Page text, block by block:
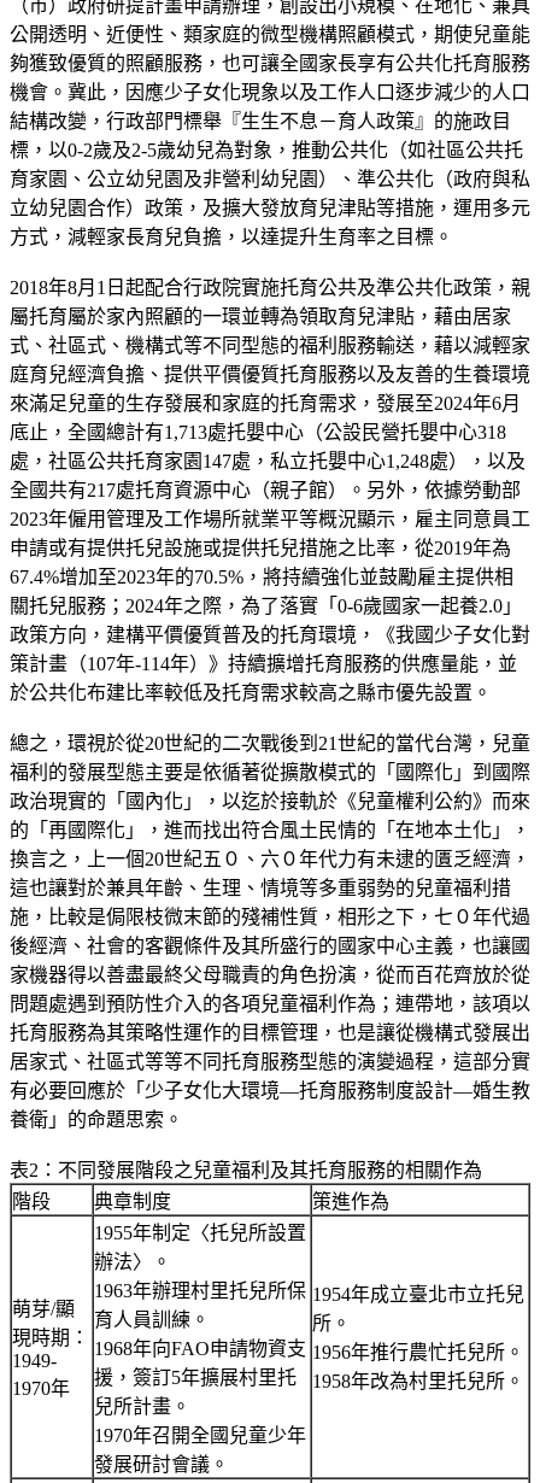
（市）政府研提計畫申請辦理，創設出小規模、在地化、兼具
公開透明、近便性、類家庭的微型機構照顧模式，期使兒童能
夠獲致優質的照顧服務，也可讓全國家長享有公共化托育服務
機會。冀此，因應少子女化現象以及工作人口逐步減少的人口
結構改變，行政部門標舉『生生不息－育人政策』的施政目
標，以0-2歲及2-5歲幼兒為對象，推動公共化（如社區公共托
育家園、公立幼兒園及非營利幼兒園）、準公共化（政府與私
立幼兒園合作）政策，及擴大發放育兒津貼等措施，運用多元
方式，減輕家長育兒負擔，以達提升生育率之目標。
2018年8月1日起配合行政院實施托育公共及準公共化政策，親
屬托育屬於家內照顧的一環並轉為領取育兒津貼，藉由居家
式、社區式、機構式等不同型態的福利服務輸送，藉以減輕家
庭育兒經濟負擔、提供平價優質托育服務以及友善的生養環境
來滿足兒童的生存發展和家庭的托育需求，發展至2024年6月
底止，全國總計有1,713處托嬰中心（公設民營托嬰中心318
處，社區公共托育家園147處，私立托嬰中心1,248處），以及
全國共有217處托育資源中心（親子館）。另外，依據勞動部
2023年僱用管理及工作場所就業平等概況顯示，雇主同意員工
申請或有提供托兒設施或提供托兒措施之比率，從2019年為
67.4%增加至2023年的70.5%，將持續強化並鼓勵雇主提供相
關托兒服務；2024年之際，為了落實「0-6歲國家一起養2.0」
政策方向，建構平價優質普及的托育環境，《我國少子女化對
策計畫（107年-114年）》持續擴增托育服務的供應量能，並
於公共化布建比率較低及托育需求較高之縣市優先設置。
總之，環視於從20世紀的二次戰後到21世紀的當代台灣，兒童
福利的發展型態主要是依循著從擴散模式的「國際化」到國際
政治現實的「國內化」，以迄於接軌於《兒童權利公約》而來
的「再國際化」，進而找出符合風土民情的「在地本土化」，
換言之，上一個20世紀五０、六０年代力有未逮的匱乏經濟，
這也讓對於兼具年齡、生理、情境等多重弱勢的兒童福利措
施，比較是侷限枝微末節的殘補性質，相形之下，七０年代過
後經濟、社會的客觀條件及其所盛行的國家中心主義，也讓國
家機器得以善盡最終父母職責的角色扮演，從而百花齊放於從
問題處遇到預防性介入的各項兒童福利作為；連帶地，該項以
托育服務為其策略性運作的目標管理，也是讓從機構式發展出
居家式、社區式等等不同托育服務型態的演變過程，這部分實
有必要回應於「少子女化大環境—托育服務制度設計—婚生教
養衛」的命題思索。
表2：不同發展階段之兒童福利及其托育服務的相關作為
階段
典章制度 策進作為
萌芽/顯
現時期：
1949-
1970年
1955年制定〈托兒所設置
辦法〉。
1963年辦理村里托兒所保
育人員訓練。
1968年向FAO申請物資支
援，簽訂5年擴展村里托
兒所計畫。
1970年召開全國兒童少年
發展研討會議。
1954年成立臺北市立托兒
所。
1956年推行農忙托兒所。
1958年改為村里托兒所。